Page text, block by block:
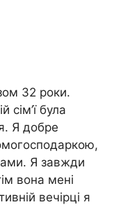
32 роки.
була
Я добре
Я завжди
вона мені
вечірці я